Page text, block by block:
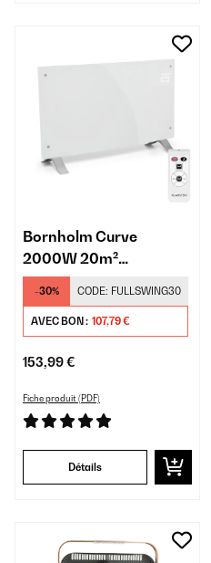
Bornholm Curve
2000W 20m²
Convecteur Électrique
Blanc
-30% CODE: FULLSWING30
AVEC BON : 107,79 €
153,99 €
Fiche produit (PDF)
Détails